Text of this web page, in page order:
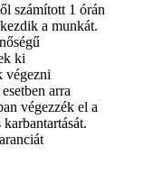
számított 1 órán
a munkát.
ki
végezni
arra
végezzék el a